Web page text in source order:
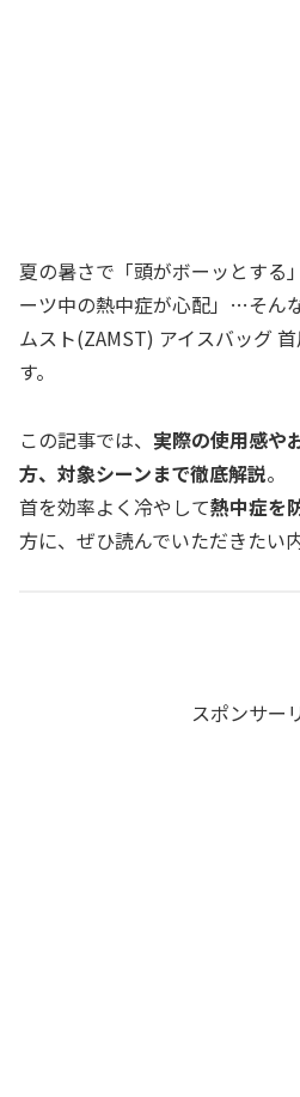
夏の暑さで「頭がボーッとする
ーツ中の熱中症が心配」…そん
ムスト(ZAMST) アイスバッグ
す。
この記事では、 実際の使用感や
方、対象シーンまで徹底解説。
首を効率よく冷やして熱中症を
方に、ぜひ読んでいただきたい
スポンサー